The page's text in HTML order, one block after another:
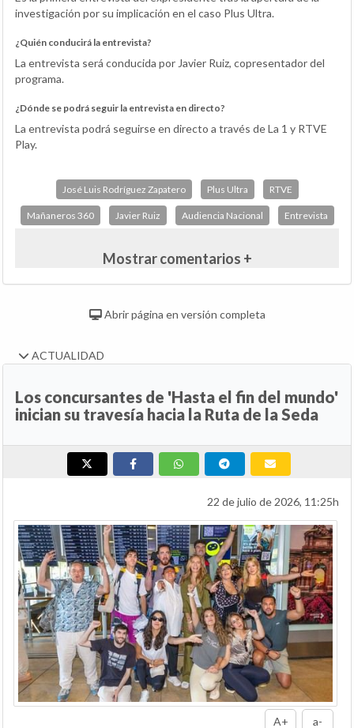
investigación por su implicación en el caso Plus Ultra.
¿Quién conducirá la entrevista?
La entrevista será conducida por Javier Ruiz, copresentador del
programa.
¿Dónde se podrá seguir la entrevista en directo?
La entrevista podrá seguirse en directo a través de La 1 y RTVE
Play.
José Luis Rodríguez Zapatero Plus Ultra RTVE
Mañaneros 360 Javier Ruiz Audiencia Nacional Entrevista
Mostrar comentarios +
Abrir página en versión completa
ACTUALIDAD
Los concursantes de 'Hasta el fin del mundo'
inician su travesía hacia la Ruta de la Seda
22 de julio de 2026, 11:25h
A+ a-